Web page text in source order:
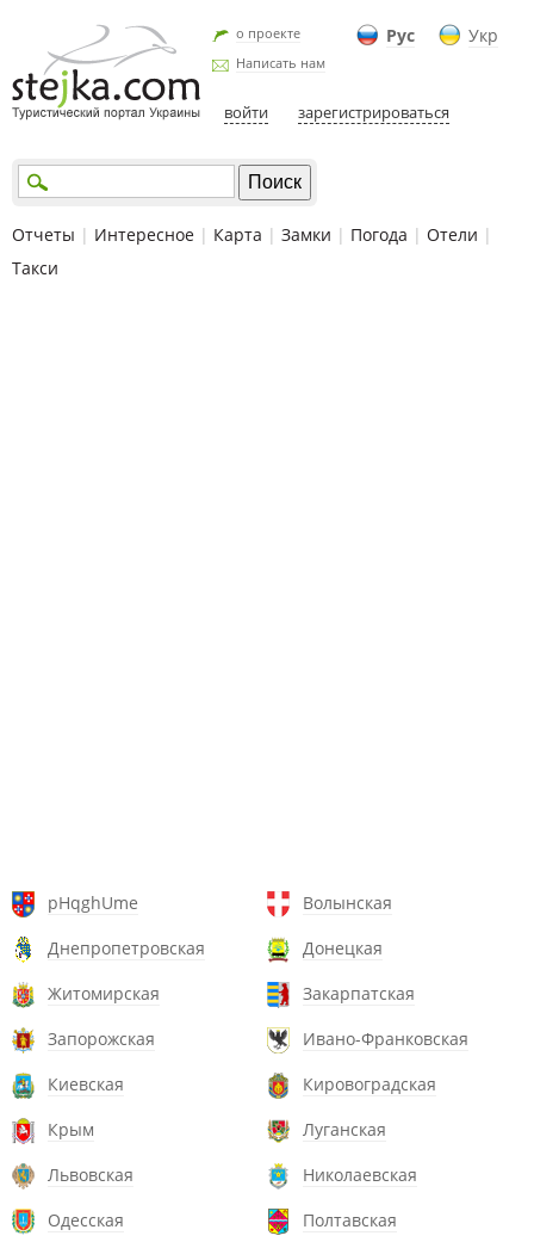
Рус Укр
о проекте
Написать нам
войти зарегистрироваться
Отчеты | Интересное | Карта | Замки | Погода | Отели |
Такси
pHqghUme
Волынская
Днепропетровская
Донецкая
Житомирская
Закарпатская
Запорожская
Ивано-Франковская
Киевская
Кировоградская
Крым
Луганская
Львовская
Николаевская
Одесская
Полтавская